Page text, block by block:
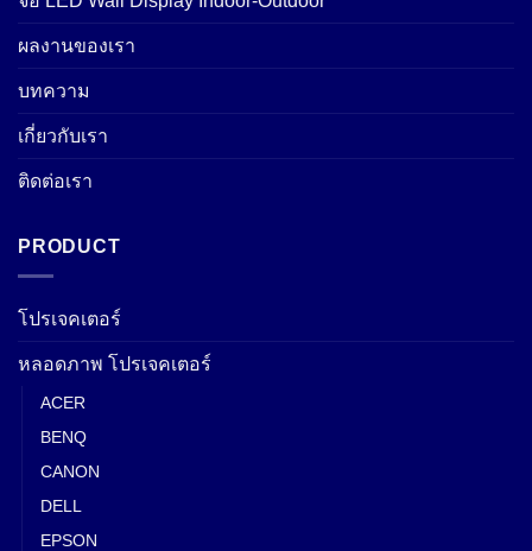
ผลงานของเรา
บทความ
เกี่ยวกับเรา
ติดต่อเรา
PRODUCT
โปรเจคเตอร์
หลอดภาพ โปรเจคเตอร์
ACER
BENQ
CANON
DELL
EPSON